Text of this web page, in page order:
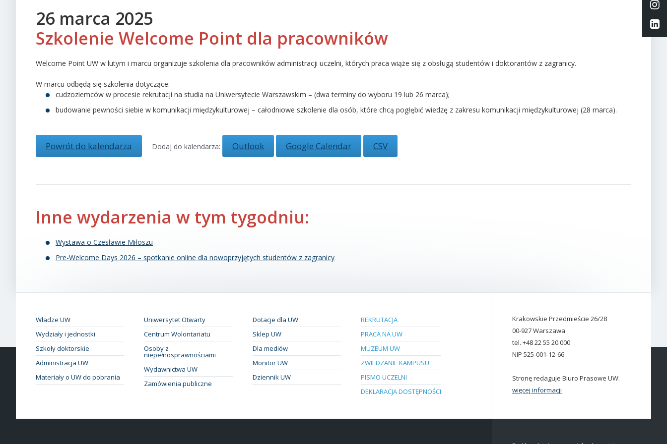
26 marca 2025
Szkolenie Welcome Point dla pracowników
Welcome Point UW w lutym i marcu organizuje szkolenia dla pracowników administracji uczelni, których praca wiąże się z obsługą studentów i doktorantów z zagranicy.
W marcu odbędą się szkolenia dotyczące:
cudzoziemców w procesie rekrutacji na studia na Uniwersytecie Warszawskim – (dwa terminy do wyboru 19 lub 26 marca);
budowanie pewności siebie w komunikacji międzykulturowej – całodniowe szkolenie dla osób, które chcą pogłębić wiedzę z zakresu komunikacji międzykulturowej (28 marca).
Powrót do kalendarza Dodaj do kalendarza: Outlook Google Calendar CSV
Inne wydarzenia w tym tygodniu:
Wystawa o Czesławie Miłoszu
Pre-Welcome Days 2026 – spotkanie online dla nowoprzyjętych studentów z zagranicy
Władze UW
Wydziały i jednostki
Szkoły doktorskie
Administracja UW
Materiały o UW do pobrania
Uniwersytet Otwarty
Centrum Wolontariatu
Osoby z
niepełnosprawnościami
Wydawnictwa UW
Zamówienia publiczne
Dotacje dla UW
Sklep UW
Dla mediów
Monitor UW
Dziennik UW
REKRUTACJA
PRACA NA UW
MUZEUM UW
ZWIEDZANIE KAMPUSU
PISMO UCZELNI
DEKLARACJA DOSTĘPNOŚCI
Krakowskie Przedmieście 26/28
00-927 Warszawa
tel. +48 22 55 20 000
NIP 525-001-12-66
Stronę redaguje Biuro Prasowe UW.
więcej informacji